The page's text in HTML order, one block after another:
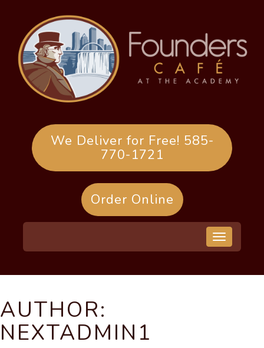
content
We Deliver for Free! 585-
770-1721
Order Online
Toggle
navigation
AUTHOR:
NEXTADMIN1